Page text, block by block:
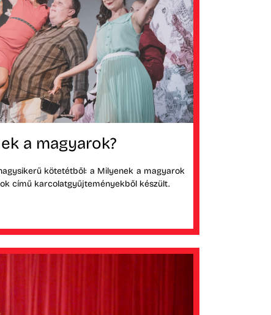
a magyarok?
kötetétből: a Milyenek a magyarok
című karcolatgyűjteményekből készült.